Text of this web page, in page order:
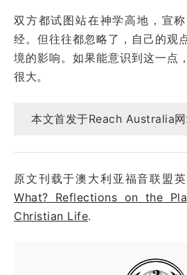
双方都试图站在神学高地，宣
经。但往往都忽略了，自己的观
境的影响。如果能意识到这一点
很大。
本文首发于Reach Australia网
原文刊载于澳大利亚福音联盟英
What? Reflections on the
Christian Life.